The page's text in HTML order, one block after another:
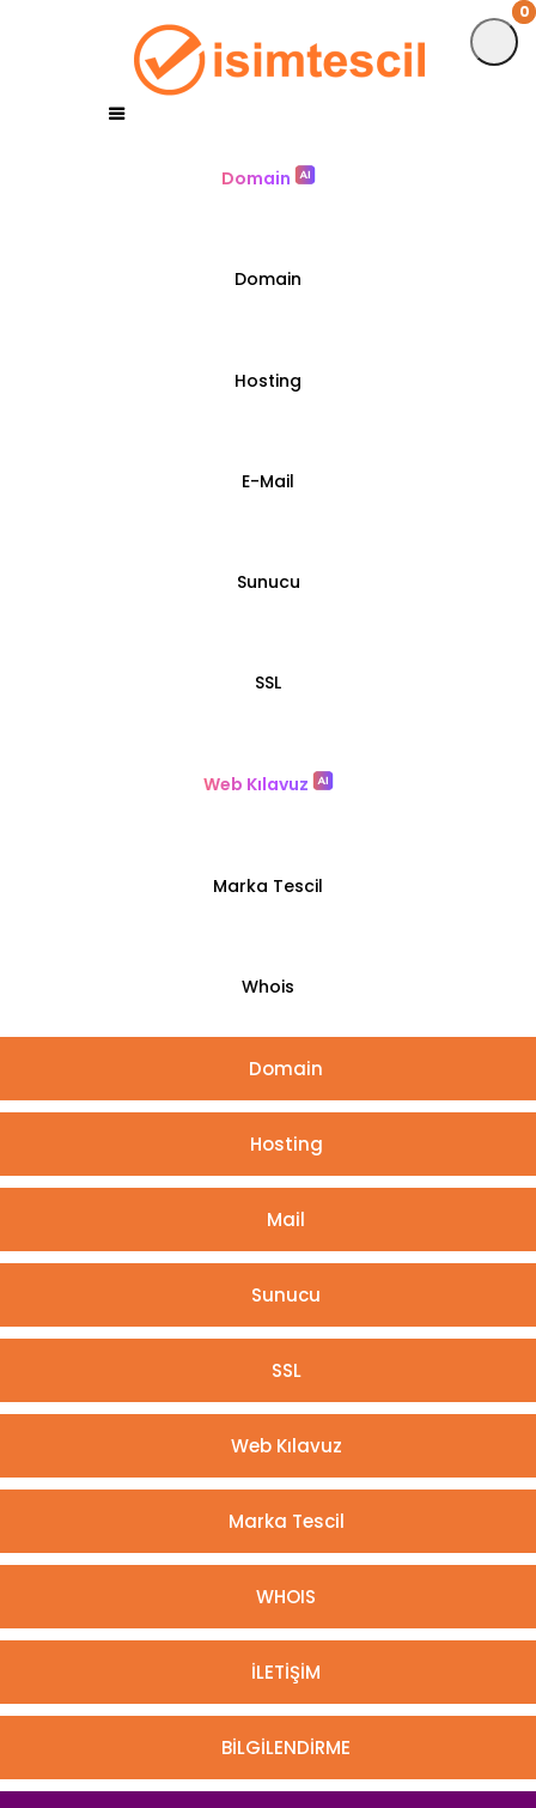
0
Domain
Domain
Hosting
E-Mail
Sunucu
SSL
Web Kılavuz
Marka Tescil
Whois
Domain
Hosting
Mail
Sunucu
SSL
Web Kılavuz
Marka Tescil
WHOIS
İLETİŞİM
BİLGİLENDİRME
0